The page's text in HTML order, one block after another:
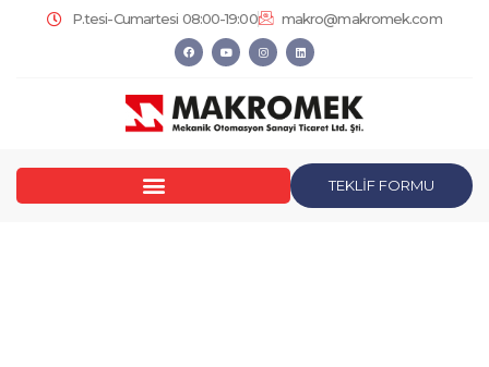
P.tesi-Cumartesi 08:00-19:00 makro@makromek.com
TEKLİF FORMU